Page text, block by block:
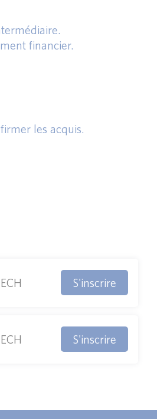
financier.
les acquis.
S'inscrire
S'inscrire